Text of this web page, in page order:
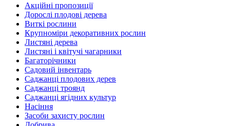
Акційні пропозиції
Дорослі плодові дерева
Виткі рослини
Крупноміри декоративних рослин
Листяні дерева
Листяні і квітучі чагарники
Багаторічники
Садовий інвентарь
Саджанці плодових дерев
Саджанці троянд
Саджанці ягідних культур
Насіння
Засоби захисту рослин